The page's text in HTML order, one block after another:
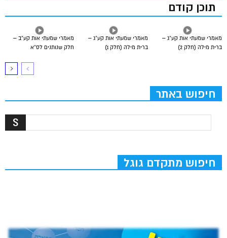
תוכן קודם
מאמרי שמעתי אות קע”ב –
חלק שנותנים לס”א
מאמרי שמעתי אות קע”ג –
ברית מילה (חלק 1)
מאמרי שמעתי אות קע”ג –
ברית מילה (חלק 2)
חיפוש באתר
חיפוש מתקדם גוגל